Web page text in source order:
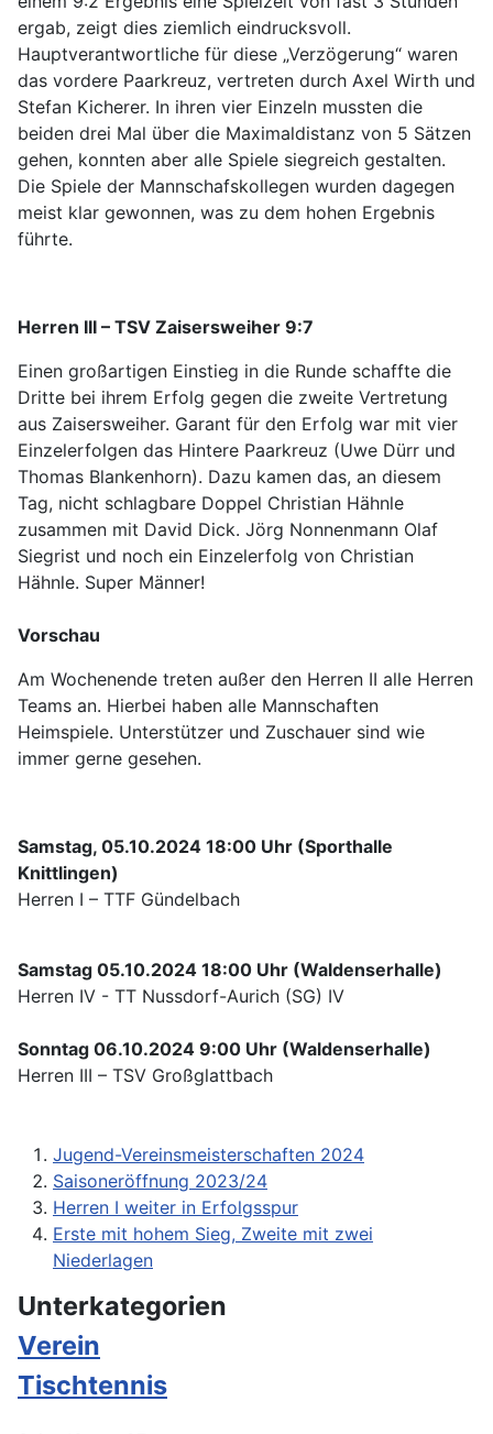
ergab, zeigt dies ziemlich eindrucksvoll.
Hauptverantwortliche für diese „Verzögerung“ waren
das vordere Paarkreuz, vertreten durch Axel Wirth und
Stefan Kicherer. In ihren vier Einzeln mussten die
beiden drei Mal über die Maximaldistanz von 5 Sätzen
gehen, konnten aber alle Spiele siegreich gestalten.
Die Spiele der Mannschafskollegen wurden dagegen
meist klar gewonnen, was zu dem hohen Ergebnis
führte.
Herren III – TSV Zaisersweiher 9:7
Einen großartigen Einstieg in die Runde schaffte die
Dritte bei ihrem Erfolg gegen die zweite Vertretung
aus Zaisersweiher. Garant für den Erfolg war mit vier
Einzelerfolgen das Hintere Paarkreuz (Uwe Dürr und
Thomas Blankenhorn). Dazu kamen das, an diesem
Tag, nicht schlagbare Doppel Christian Hähnle
zusammen mit David Dick. Jörg Nonnenmann Olaf
Siegrist und noch ein Einzelerfolg von Christian
Hähnle. Super Männer!
Vorschau
Am Wochenende treten außer den Herren II alle Herren
Teams an. Hierbei haben alle Mannschaften
Heimspiele. Unterstützer und Zuschauer sind wie
immer gerne gesehen.
Samstag, 05.10.2024 18:00 Uhr (Sporthalle
Knittlingen)
Herren I – TTF Gündelbach
Samstag 05.10.2024 18:00 Uhr (Waldenserhalle)
Herren IV - TT Nussdorf-Aurich (SG) IV
Sonntag 06.10.2024 9:00 Uhr (Waldenserhalle)
Herren III – TSV Großglattbach
Jugend-Vereinsmeisterschaften 2024
Saisoneröffnung 2023/24
Herren I weiter in Erfolgsspur
Erste mit hohem Sieg, Zweite mit zwei
Niederlagen
Unterkategorien
Verein
Tischtennis